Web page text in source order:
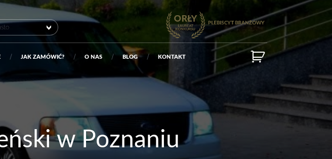
JAK ZAMÓWIĆ? O NAS BLOG KONTAKT
w Poznaniu